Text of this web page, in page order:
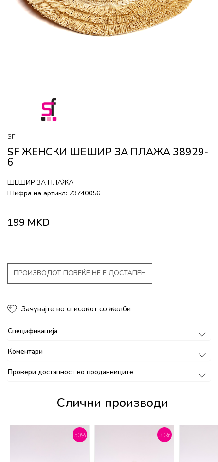
SF
SF ЖЕНСКИ ШЕШИР ЗА ПЛАЖА 38929-
6
ШЕШИР ЗА ПЛАЖА
Шифра на артикл: 73740056
199 MKD
ПРОИЗВОДОТ ПОВЕЌЕ НЕ Е ДОСТАПЕН
Зачувајте во списокот со желби
Спецификација
Коментари
Провери достапност во продавниците
Слични производи
50% 30%